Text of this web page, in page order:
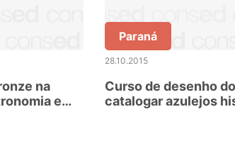
na
e
Paraná
28.10.2015
Curso de desenho
catalogar azulejos